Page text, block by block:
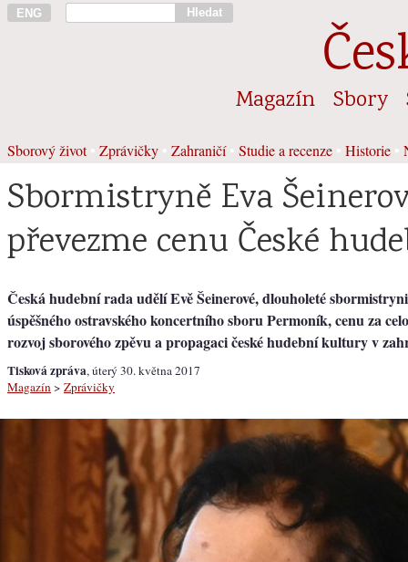
ENG Hledat
Magazín Sbory
Sborový život• Zprávičky Zahraničí• Studie a recenze Historie
Sbormistryně Eva
převezme cenu České
Česká hudební rada udělí Evě Šeinerové, dlouholeté
úspěšného ostravského koncertního sboru Permoník, cenu za
rozvoj sborového zpěvu a propagaci české hudební kultury v
Tisková zpráva, úterý 30. května 2017
Magazín > Zprávičky